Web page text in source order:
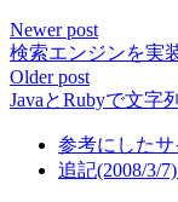
Newer post
検索エンジンを実
Older post
JavaとRubyで文字
参考にしたサ
追記(2008/3/7)